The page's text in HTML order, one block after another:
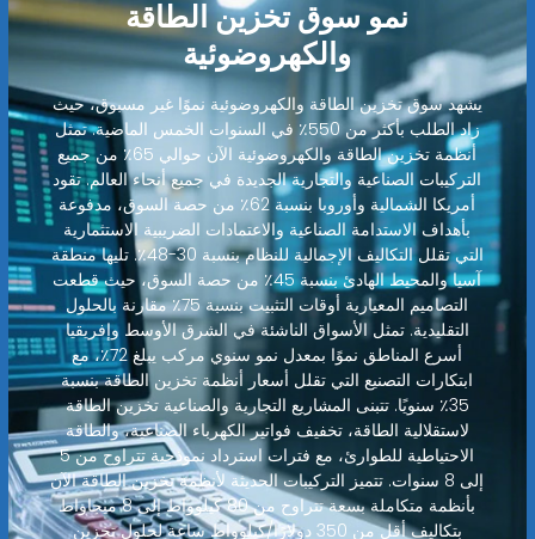
نمو سوق تخزين الطاقة
والكهروضوئية
يشهد سوق تخزين الطاقة والكهروضوئية نموًا غير مسبوق، حيث
زاد الطلب بأكثر من 550٪ في السنوات الخمس الماضية. تمثل
أنظمة تخزين الطاقة والكهروضوئية الآن حوالي 65٪ من جميع
التركيبات الصناعية والتجارية الجديدة في جميع أنحاء العالم. تقود
أمريكا الشمالية وأوروبا بنسبة 62٪ من حصة السوق، مدفوعة
بأهداف الاستدامة الصناعية والاعتمادات الضريبية الاستثمارية
التي تقلل التكاليف الإجمالية للنظام بنسبة 30-48٪. تليها منطقة
آسيا والمحيط الهادئ بنسبة 45٪ من حصة السوق، حيث قطعت
التصاميم المعيارية أوقات التثبيت بنسبة 75٪ مقارنة بالحلول
التقليدية. تمثل الأسواق الناشئة في الشرق الأوسط وإفريقيا
أسرع المناطق نموًا بمعدل نمو سنوي مركب يبلغ 72٪، مع
ابتكارات التصنيع التي تقلل أسعار أنظمة تخزين الطاقة بنسبة
35٪ سنويًا. تتبنى المشاريع التجارية والصناعية تخزين الطاقة
لاستقلالية الطاقة، تخفيف فواتير الكهرباء الصناعية، والطاقة
الاحتياطية للطوارئ، مع فترات استرداد نموذجية تتراوح من 5
إلى 8 سنوات. تتميز التركيبات الحديثة لأنظمة تخزين الطاقة الآن
بأنظمة متكاملة بسعة تتراوح من 80 كيلوواط إلى 8 ميجاواط
بتكاليف أقل من 350 دولارًا/كيلوواط ساعة لحلول تخزين